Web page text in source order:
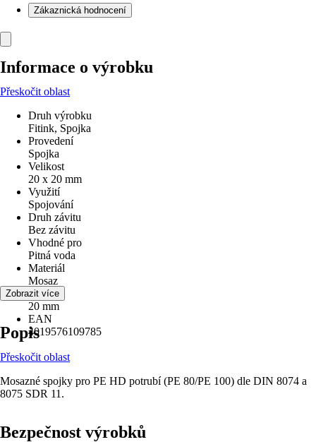
Zákaznická hodnocení
Informace o výrobku
Přeskočit oblast
Druh výrobku
Fitink, Spojka
Provedení
Spojka
Velikost
20 x 20 mm
Využití
Spojování
Druh závitu
Bez závitu
Vhodné pro
Pitná voda
Materiál
Mosaz
Průměr
20 mm
EAN
4019576109785
Zobrazit více
Popis
Přeskočit oblast
Mosazné spojky pro PE HD potrubí (PE 80/PE 100) dle DIN 8074 a
8075 SDR 11.
Bezpečnost výrobků